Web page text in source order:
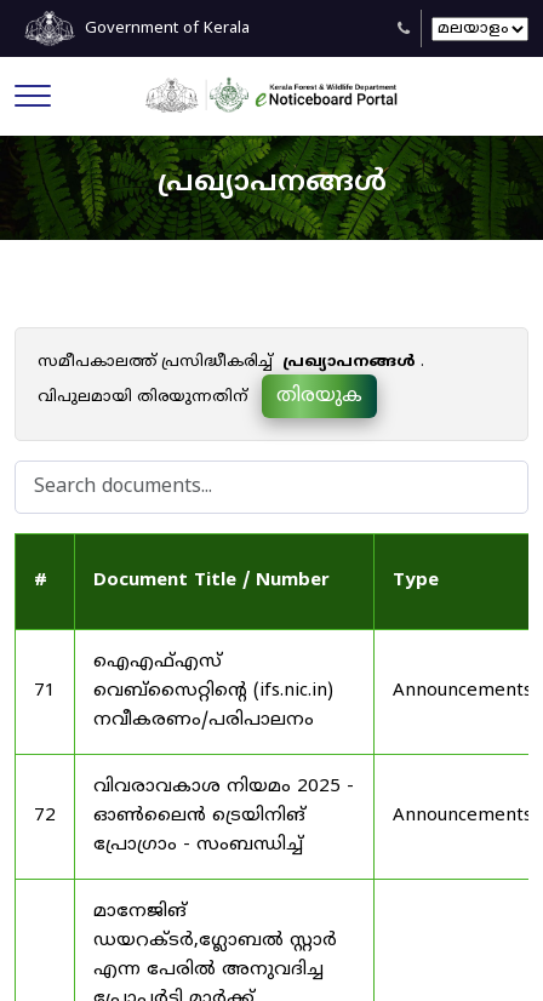
Government of Kerala
പ്രഖ്യാപനങ്ങൾ
സമീപകാലത്ത് പ്രസിദ്ധീകരിച്ച് പ്രഖ്യാപനങ്ങൾ .
വിപുലമായി തിരയുന്നതിന്
തിരയുക
# Document Title / Number Type
71
ഐഎഫ്എസ്
വെബ്‌സൈറ്റിന്റെ (ifs.nic.in)
നവീകരണം/പരിപാലനം
Announcements
72
വിവരാവകാശ നിയമം 2025 -
ഓൺലൈൻ ട്രെയിനിങ്
പ്രോഗ്രാം - സംബന്ധിച്ച്
Announcements
മാനേജിങ്
ഡയറക്ടർ,ഗ്ലോബൽ സ്റ്റാർ
എന്ന പേരിൽ അനുവദിച്ച